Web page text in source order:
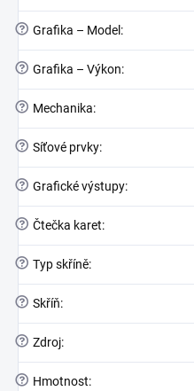
? Grafika – Model :
? Grafika – Výkon:
? Mechanika:
? Síťové prvky:
? Grafické výstupy:
? Čtečka karet:
? Typ skříně:
? Skříň:
? Zdroj:
? Hmotnost: